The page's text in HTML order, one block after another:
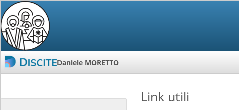
Daniele MORETTO
Link utili